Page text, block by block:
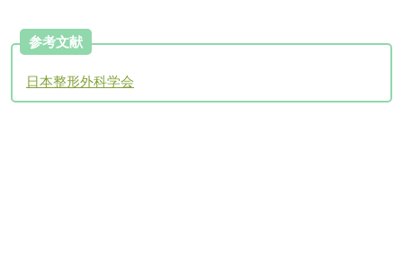
参考文献
日本整形外科学会